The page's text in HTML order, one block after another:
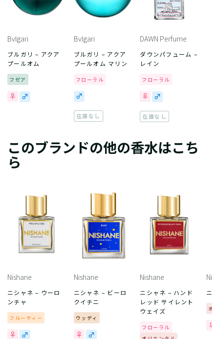
Bvlgari
ブルガリ – アクア
プールオム
フゼア
Bvlgari
ブルガリ – アクア
プールオム マリン
フローラル
在庫なし
DAWN Perfume
ダウンパフューム –
レイン
フローラル
在庫なし
このブランドの他の香水はこち
ら
Nishane
ニシャネ – ウーロ
ンチャ
フルーティー
Nishane
ニシャネ – ビーロ
クイチニ
ウッディ
Nishane
ニシャネ – ハンド
レッド サイレント
ウェイズ
フローラル
ニ
オ